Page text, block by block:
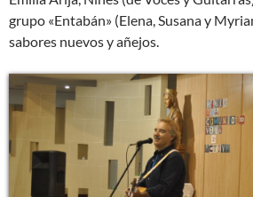
grupo «Entabán» (Elena, Susana y
sabores nuevos y añejos.